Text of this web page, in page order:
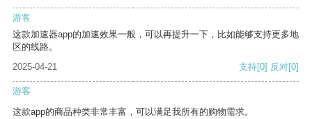
游客
这款加速器app的加速效果一般，可以再提升一下，比如能够支持更多地
区的线路。
2025-04-21
支持[0] 反对[0]
游客
这款app的商品种类非常丰富，可以满足我所有的购物需求。